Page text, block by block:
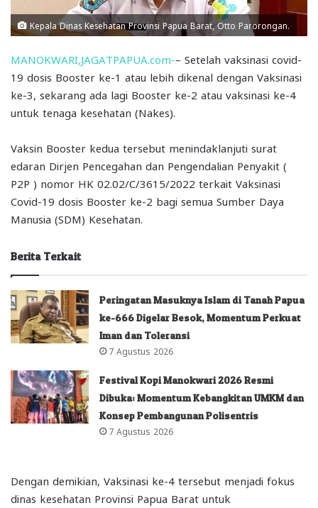
Kepala Dinas Kesehatan Provinsi Papua Barat, Otto Parorongan.
MANOKWARI,JAGATPAPUA.com-– Setelah vaksinasi covid-
19 dosis Booster ke-1 atau lebih dikenal dengan Vaksinasi
ke-3, sekarang ada lagi Booster ke-2 atau vaksinasi ke-4
untuk tenaga kesehatan (Nakes).
Vaksin Booster kedua tersebut menindaklanjuti surat
edaran Dirjen Pencegahan dan Pengendalian Penyakit (
P2P ) nomor HK 02.02/C/3615/2022 terkait Vaksinasi
Covid-19 dosis Booster ke-2 bagi semua Sumber Daya
Manusia (SDM) Kesehatan.
Berita Terkait
Peringatan Masuknya Islam di Tanah Papua
ke-666 Digelar Besok, Momentum Perkuat
Iman dan Toleransi
7 Agustus 2026
Festival Kopi Manokwari 2026 Resmi
Dibuka: Momentum Kebangkitan UMKM dan
Konsep Pembangunan Polisentris
7 Agustus 2026
Dengan demikian, Vaksinasi ke-4 tersebut menjadi fokus
dinas kesehatan Provinsi Papua Barat untuk